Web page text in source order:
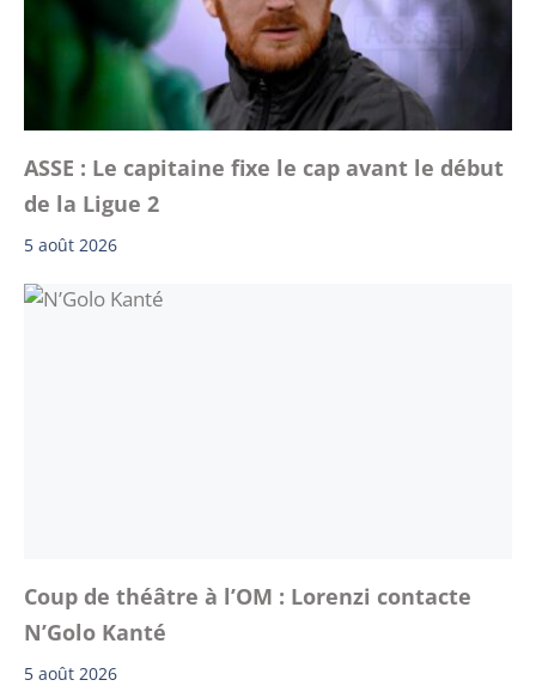
ASSE : Le capitaine fixe le cap avant le début
de la Ligue 2
5 août 2026
Coup de théâtre à l’OM : Lorenzi contacte
N’Golo Kanté
5 août 2026